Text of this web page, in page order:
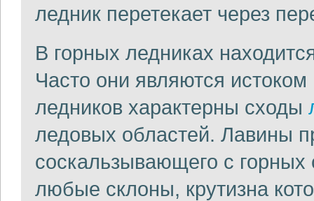
ледник перетекает через
В горных ледниках
Часто они являются
ледников характерны сходы
ледовых областей. Лавины
соскальзывающего с
любые склоны, крутизна